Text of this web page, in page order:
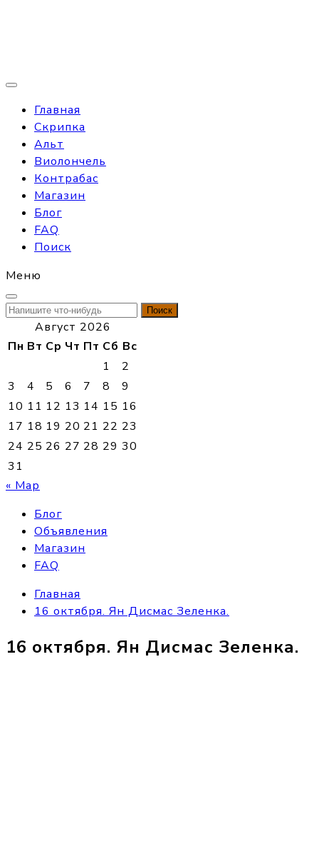
Главная
Скрипка
Альт
Виолончель
Контрабас
Магазин
Блог
FAQ
Поиск
Меню
Найти:
Август 2026
Пн Вт Ср Чт Пт Сб Вс
1
2
3
4 5 6 7 8
9
10 11 12 13 14 15 16
17 18 19 20 21 22 23
24 25 26 27 28 29 30
31
« Мар
Блог
Объявления
Магазин
FAQ
Главная
16 октября. Ян Дисмас Зеленка.
16 октября. Ян Дисмас Зеленка.